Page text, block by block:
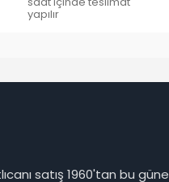
yapılır
satış 1960'tan bu güne